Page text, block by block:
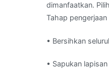
dimanfaatkan.
Tahap
• Bersihkan
• Sapukan